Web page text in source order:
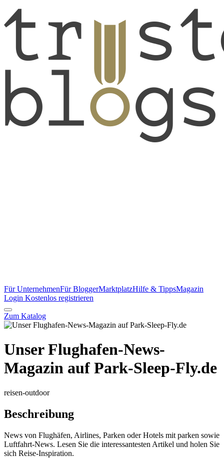
Für UnternehmenFür BloggerMarktplatzHilfe & TippsMagazin
Login Kostenlos registrieren
Zum Katalog
Unser Flughafen-News-
Magazin auf Park-Sleep-Fly.de
reisen-outdoor
Beschreibung
News von Flughäfen, Airlines, Parken oder Hotels mit parken sowie
Luftfahrt-News. Lesen Sie die interessantesten Artikel und holen Sie
sich Reise-Inspiration.